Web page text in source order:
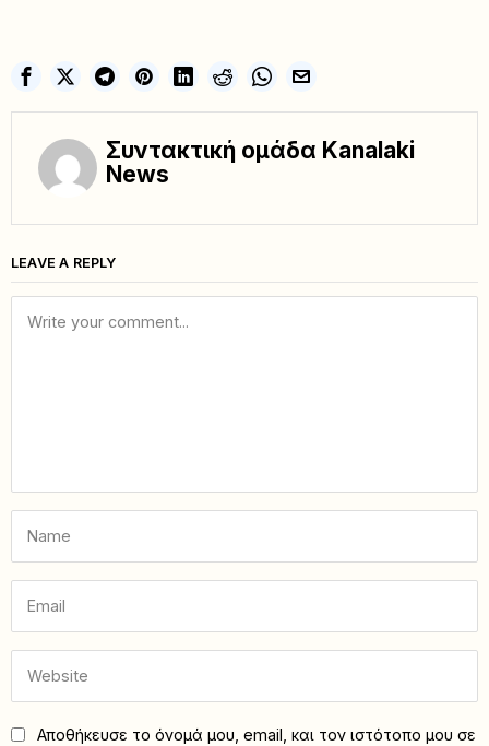
Συντακτική ομάδα Kanalaki
News
LEAVE A REPLY
Αποθήκευσε το όνομά μου, email, και τον ιστότοπο μου σε